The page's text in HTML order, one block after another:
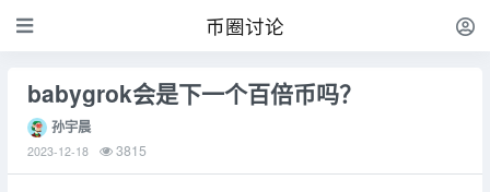
币圈讨论
babygrok会是下一个百倍币吗？
孙宇晨
2023-12-18 3815